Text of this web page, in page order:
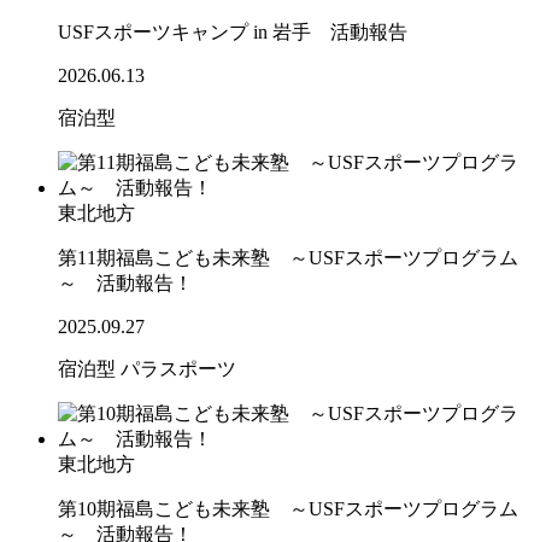
USFスポーツキャンプ in 岩手 活動報告
2026.06.13
宿泊型
東北地方
第11期福島こども未来塾 ～USFスポーツプログラム
～ 活動報告！
2025.09.27
宿泊型 パラスポーツ
東北地方
第10期福島こども未来塾 ～USFスポーツプログラム
～ 活動報告！